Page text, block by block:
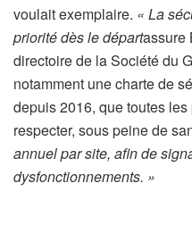
voulait exemplaire. « La
priorité dès le départassure
directoire de la Société du
notamment une charte de
depuis 2016, que toutes
respecter, sous peine de
annuel par site, afin de
dysfonctionnements. »